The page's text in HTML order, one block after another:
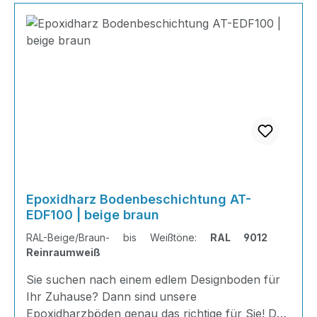
Epoxidharz Bodenbeschichtung AT-
EDF100 | beige braun
RAL-Beige/Braun- bis Weißtöne: RAL 9012
Reinraumweiß
Sie suchen nach einem edlem Designboden für
Ihr Zuhause? Dann sind unsere
Epoxidharzböden genau das richtige für Sie! Der